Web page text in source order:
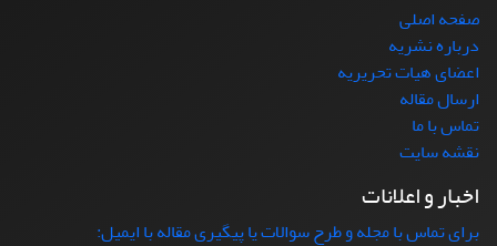
صفحه اصلی
درباره نشریه
اعضای هیات تحریریه
ارسال مقاله
تماس با ما
نقشه سایت
اخبار و اعلانات
برای تماس با مجله و طرح سوالات یا پیگیری مقاله با ایمیل: